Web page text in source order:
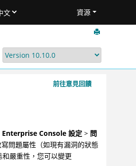
資源
前往意見回饋
Enterprise Console 設定 > 問
問題屬性（如現有漏洞的狀態
嚴重性，您可以變更